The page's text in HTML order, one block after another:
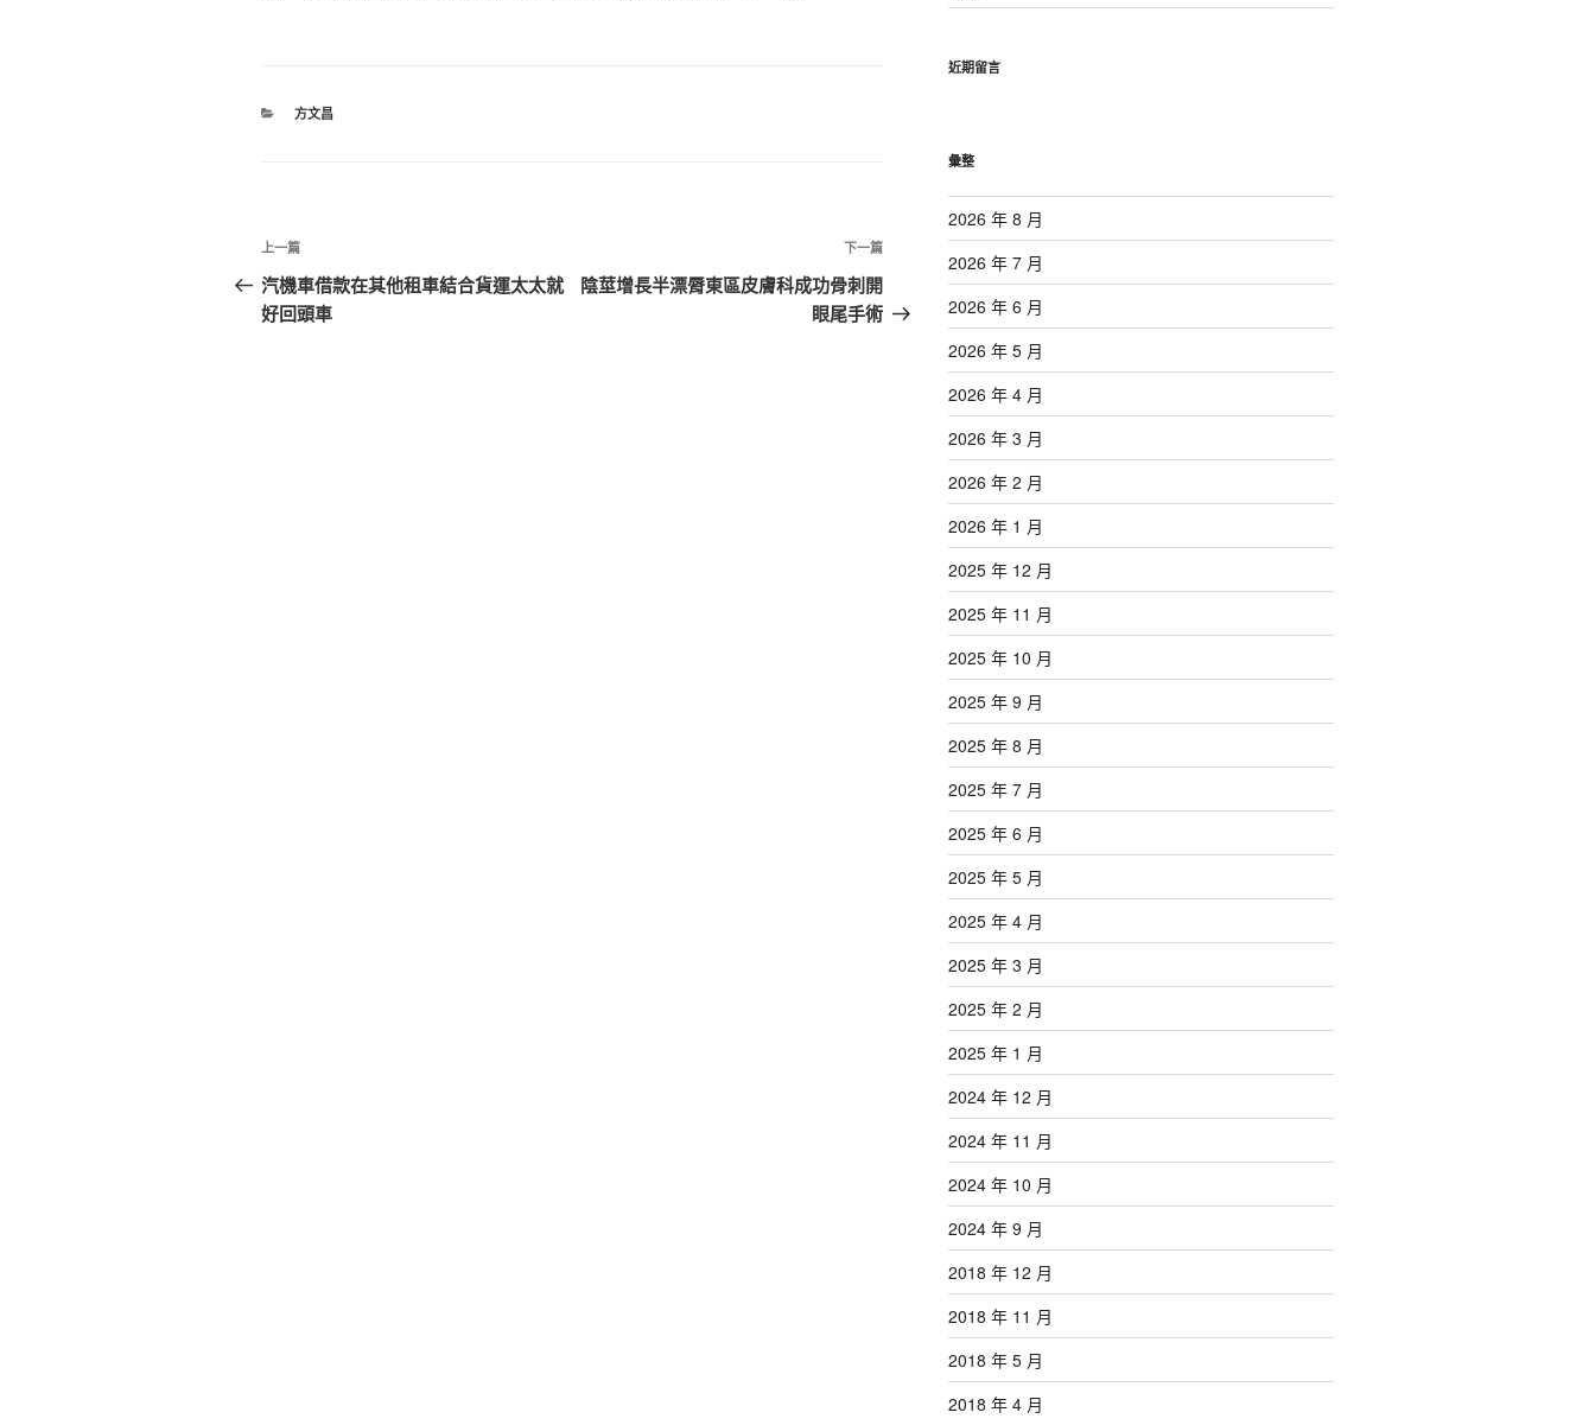
分
方文昌
文
章
導
上
一
篇
上一篇
汽機車借款在其他租車結合貨運太太就
好回頭車
下
一
篇
下一篇
陰莖增長半漂脣東區皮膚科成功骨刺開
眼尾手術
近期留言
彙整
2026 年 8 月
2026 年 7 月
2026 年 6 月
2026 年 5 月
2026 年 4 月
2026 年 3 月
2026 年 2 月
2026 年 1 月
2025 年 12 月
2025 年 11 月
2025 年 10 月
2025 年 9 月
2025 年 8 月
2025 年 7 月
2025 年 6 月
2025 年 5 月
2025 年 4 月
2025 年 3 月
2025 年 2 月
2025 年 1 月
2024 年 12 月
2024 年 11 月
2024 年 10 月
2024 年 9 月
2018 年 12 月
2018 年 11 月
2018 年 5 月
2018 年 4 月